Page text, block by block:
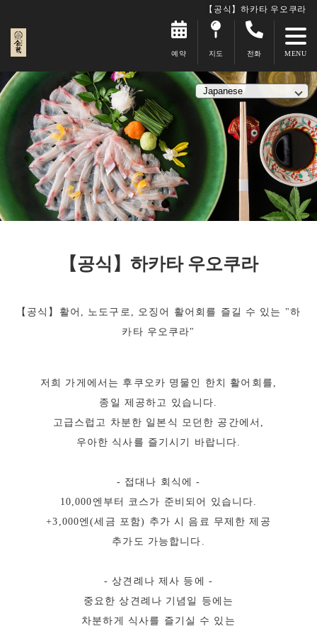
【공식】하카타 우오쿠라
예약 지도 전화
【공식】하카타 우오쿠라
【공식】활어, 노도구로, 오징어 활어회를 즐길 수 있는 "하
카타 우오쿠라"
저희 가게에서는 후쿠오카 명물인 한치 활어회를,
종일 제공하고 있습니다.
고급스럽고 차분한 일본식 모던한 공간에서,
우아한 식사를 즐기시기 바랍니다.
- 접대나 회식에 -
10,000엔부터 코스가 준비되어 있습니다.
+3,000엔(세금 포함) 추가 시 음료 무제한 제공
추가도 가능합니다.
- 상견례나 제사 등에 -
중요한 상견례나 기념일 등에는
차분하게 식사를 즐기실 수 있는